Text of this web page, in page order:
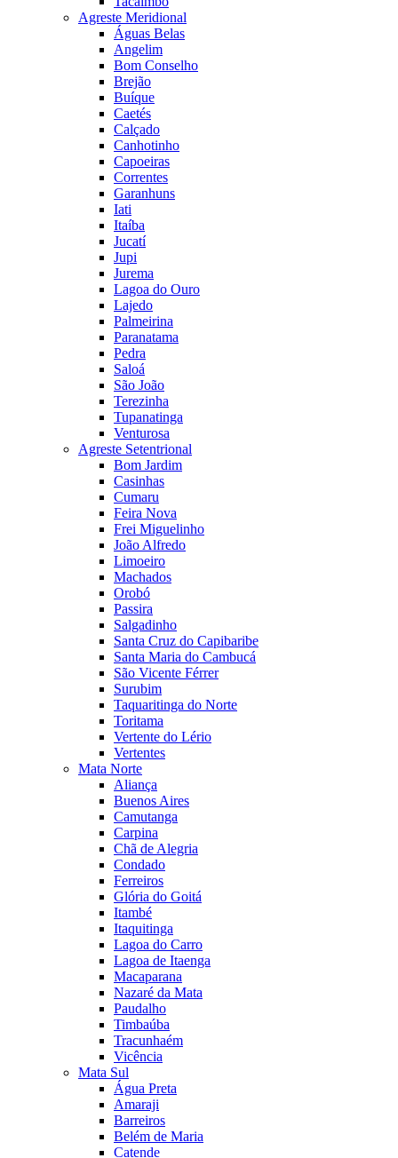
Agreste Meridional
Águas Belas
Angelim
Bom Conselho
Brejão
Buíque
Caetés
Calçado
Canhotinho
Capoeiras
Correntes
Garanhuns
Iati
Itaíba
Jucatí
Jupi
Jurema
Lagoa do Ouro
Lajedo
Palmeirina
Paranatama
Pedra
Saloá
São João
Terezinha
Tupanatinga
Venturosa
Agreste Setentrional
Bom Jardim
Casinhas
Cumaru
Feira Nova
Frei Miguelinho
João Alfredo
Limoeiro
Machados
Orobó
Passira
Salgadinho
Santa Cruz do Capibaribe
Santa Maria do Cambucá
São Vicente Férrer
Surubim
Taquaritinga do Norte
Toritama
Vertente do Lério
Vertentes
Mata Norte
Aliança
Buenos Aires
Camutanga
Carpina
Chã de Alegria
Condado
Ferreiros
Glória do Goitá
Itambé
Itaquitinga
Lagoa do Carro
Lagoa de Itaenga
Macaparana
Nazaré da Mata
Paudalho
Timbaúba
Tracunhaém
Vicência
Mata Sul
Água Preta
Amaraji
Barreiros
Belém de Maria
Catende